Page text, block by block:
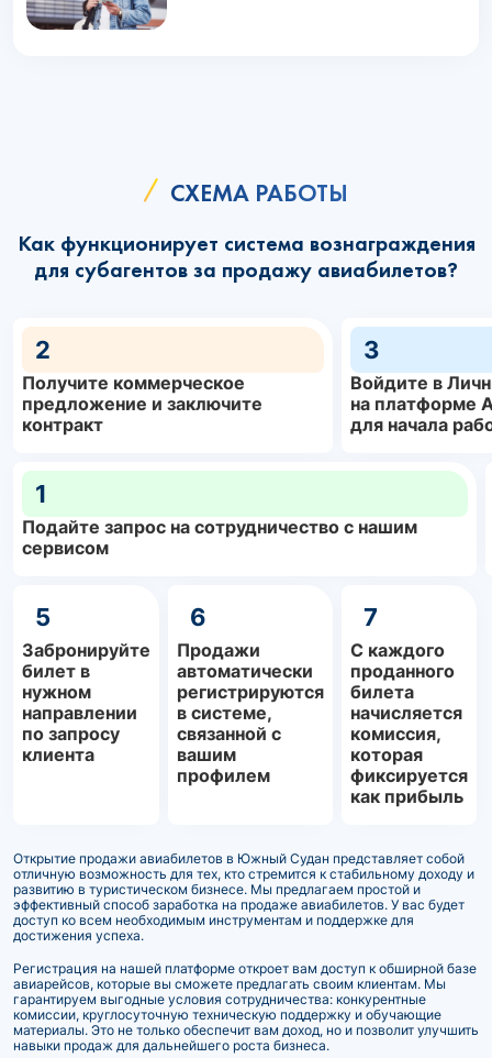
СХЕМА РАБОТЫ
Как функционирует система вознаграждения
для субагентов за продажу авиабилетов?
2
Получите коммерческое
предложение и заключите
контракт
3
Войдите в
на платформе
для начала
1
Подайте запрос на сотрудничество с нашим
сервисом
5
Забронируйте
билет в
нужном
направлении
по запросу
клиента
6
Продажи
автоматически
регистрируются
в системе,
связанной с
вашим
профилем
7
С каждого
проданного
билета
начисляется
комиссия,
которая
фиксируется
как прибыль
Открытие продажи авиабилетов в Южный Судан представляет собой
отличную возможность для тех, кто стремится к стабильному доходу и
развитию в туристическом бизнесе. Мы предлагаем простой и
эффективный способ заработка на продаже авиабилетов. У вас будет
доступ ко всем необходимым инструментам и поддержке для
достижения успеха.
Регистрация на нашей платформе откроет вам доступ к обширной базе
авиарейсов, которые вы сможете предлагать своим клиентам. Мы
гарантируем выгодные условия сотрудничества: конкурентные
комиссии, круглосуточную техническую поддержку и обучающие
материалы. Это не только обеспечит вам доход, но и позволит улучшить
навыки продаж для дальнейшего роста бизнеса.